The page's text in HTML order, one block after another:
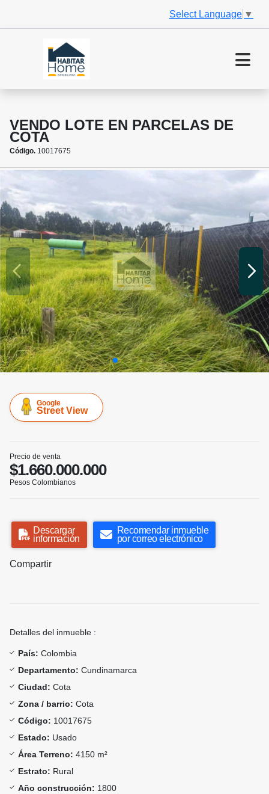
Select Language ▼
VENDO LOTE EN PARCELAS DE
COTA
Código. 10017675
Google
Street View
Precio de venta
$1.660.000.000
Pesos Colombianos
Descargar
información
Recomendar inmueble
por correo electrónico
Compartir
Detalles del inmueble :
País: Colombia
Departamento: Cundinamarca
Ciudad: Cota
Zona / barrio: Cota
Código: 10017675
Estado: Usado
Área Terreno: 4150 m²
Estrato: Rural
Año construcción: 1800